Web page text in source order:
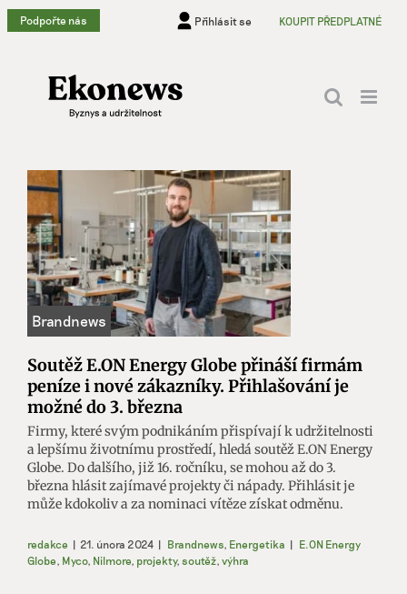
Přeskočit
na
Podpořte nás Přihlásit se KOUPIT PŘEDPLATNÉ
Soutěž E.ON Energy Globe přináší firmám
peníze i nové zákazníky. Přihlašování je
možné do 3. března
Firmy, které svým podnikáním přispívají k udržitelnosti
a lepšímu životnímu prostředí, hledá soutěž E.ON Energy
Globe. Do dalšího, již 16. ročníku, se mohou až do 3.
března hlásit zajímavé projekty či nápady. Přihlásit je
může kdokoliv a za nominaci vítěze získat odměnu.
redakce | 21. února 2024 | Brandnews, Energetika | E.ON Energy
Globe, Myco, Nilmore, projekty, soutěž, výhra